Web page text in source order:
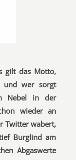
gilt das Motto,
und wer sorgt
Nebel in der
wieder an
Twitter wabert,
Burglind am
Abgaswerte